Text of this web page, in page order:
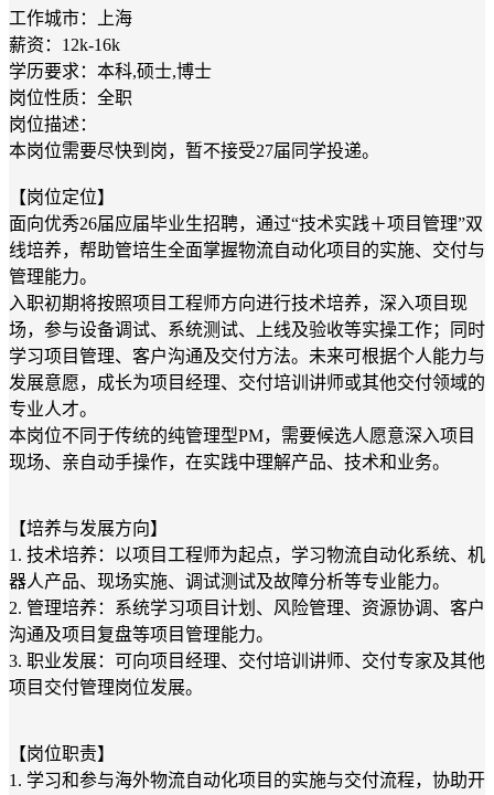
工作城市：上海
薪资：12k-16k
学历要求：本科,硕士,博士
岗位性质：全职
岗位描述：
本岗位需要尽快到岗，暂不接受27届同学投递。
【岗位定位】
面向优秀26届应届毕业生招聘，通过“技术实践＋项目管理”双
线培养，帮助管培生全面掌握物流自动化项目的实施、交付与
管理能力。
入职初期将按照项目工程师方向进行技术培养，深入项目现
场，参与设备调试、系统测试、上线及验收等实操工作；同时
学习项目管理、客户沟通及交付方法。未来可根据个人能力与
发展意愿，成长为项目经理、交付培训讲师或其他交付领域的
专业人才。
本岗位不同于传统的纯管理型PM，需要候选人愿意深入项目
现场、亲自动手操作，在实践中理解产品、技术和业务。
【培养与发展方向】
1. 技术培养：以项目工程师为起点，学习物流自动化系统、机
器人产品、现场实施、调试测试及故障分析等专业能力。
2. 管理培养：系统学习项目计划、风险管理、资源协调、客户
沟通及项目复盘等项目管理能力。
3. 职业发展：可向项目经理、交付培训讲师、交付专家及其他
项目交付管理岗位发展。
【岗位职责】
1. 学习和参与海外物流自动化项目的实施与交付流程，协助开